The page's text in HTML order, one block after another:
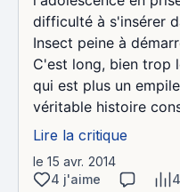
difficulté à s'insérer
Insect peine à
C'est long, bien trop
qui est plus un
véritable histoire
Lire la critique
le 15 avr. 2014
4 j'aime